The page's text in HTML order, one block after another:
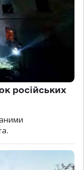
російських